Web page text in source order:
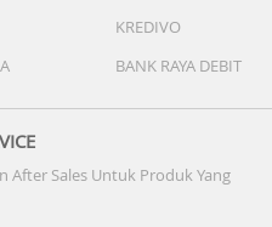
KREDIVO
BANK RAYA DEBIT
After Sales Untuk Produk Yang